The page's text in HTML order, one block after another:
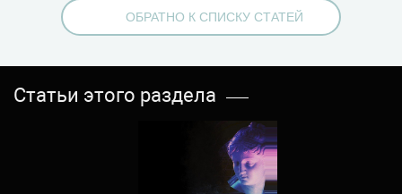
ОБРАТНО К СПИСКУ СТАТЕЙ
Статьи этого раздела